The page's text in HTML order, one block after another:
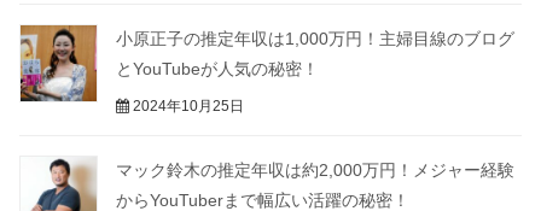
小原正子の推定年収は1,000万円！主婦目線のブログ
とYouTubeが人気の秘密！
2024年10月25日
マック鈴木の推定年収は約2,000万円！メジャー経験
からYouTuberまで幅広い活躍の秘密！